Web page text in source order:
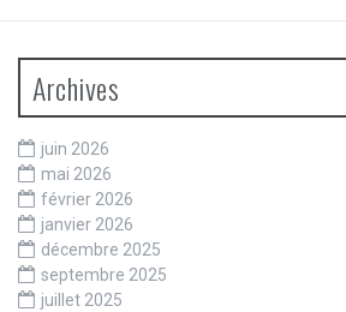
Archives
juin 2026
mai 2026
février 2026
janvier 2026
décembre 2025
septembre 2025
juillet 2025